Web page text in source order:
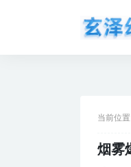
当前位置
烟雾